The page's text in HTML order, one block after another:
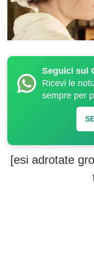
Seguici sul
Ricevi le
sempre per
[esi adrotate